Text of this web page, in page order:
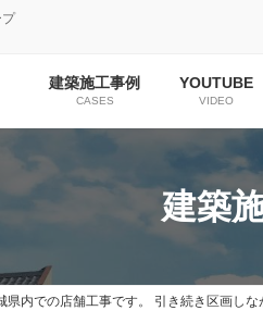
建築施工事例
CASES
YOUTUBE
VIDEO
建築
県内での店舗工事です。 引き続き区画し